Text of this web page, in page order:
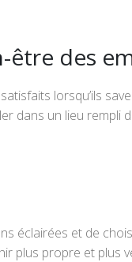
être des
lorsqu’ils
dans un lieu rempli
éclairées et de
plus propre et plus